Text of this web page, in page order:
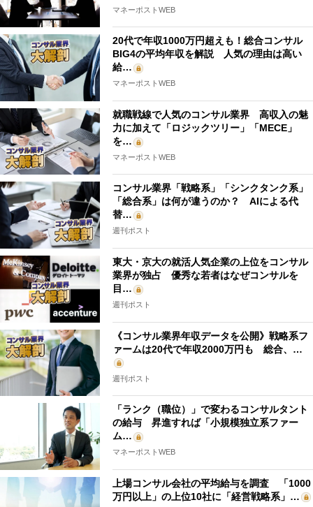
マネーポストWEB
20代で年収1000万円超えも！総合コンサル
BIG4の平均年収を解説 人気の理由は高い
給…
マネーポストWEB
就職戦線で人気のコンサル業界 高収入の魅
力に加えて「ロジックツリー」「MECE」
を…
マネーポストWEB
コンサル業界「戦略系」「シンクタンク系」
「総合系」は何が違うのか？ AIによる代
替…
週刊ポスト
東大・京大の就活人気企業の上位をコンサル
業界が独占 優秀な若者はなぜコンサルを
目…
週刊ポスト
《コンサル業界年収データを公開》戦略系フ
ァームは20代で年収2000万円も 総合、…
週刊ポスト
「ランク（職位）」で変わるコンサルタント
の給与 昇進すれば「小規模独立系ファー
ム…
マネーポストWEB
上場コンサル会社の平均給与を調査 「1000
万円以上」の上位10社に「経営戦略系」…